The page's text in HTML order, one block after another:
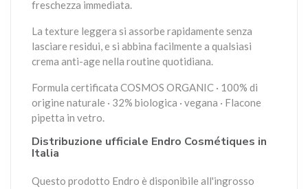
freschezza immediata.
La texture leggera si assorbe rapidamente senza
lasciare residui, e si abbina facilmente a qualsiasi
crema anti-age nella routine quotidiana.
Formula certificata COSMOS ORGANIC · 100% di
origine naturale · 32% biologica · vegana · Flacone
pipetta in vetro.
Distribuzione ufficiale Endro Cosmétiques in
Italia
Questo prodotto Endro è disponibile all'ingrosso